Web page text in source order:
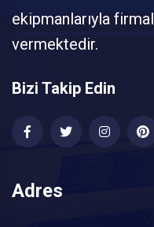
ekipmanlarıyla
vermektedir.
Bizi Takip Edin
Adres